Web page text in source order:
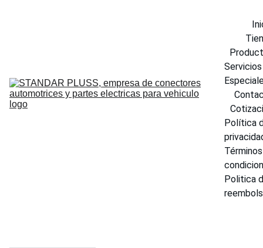
Servicios
Política
Politica